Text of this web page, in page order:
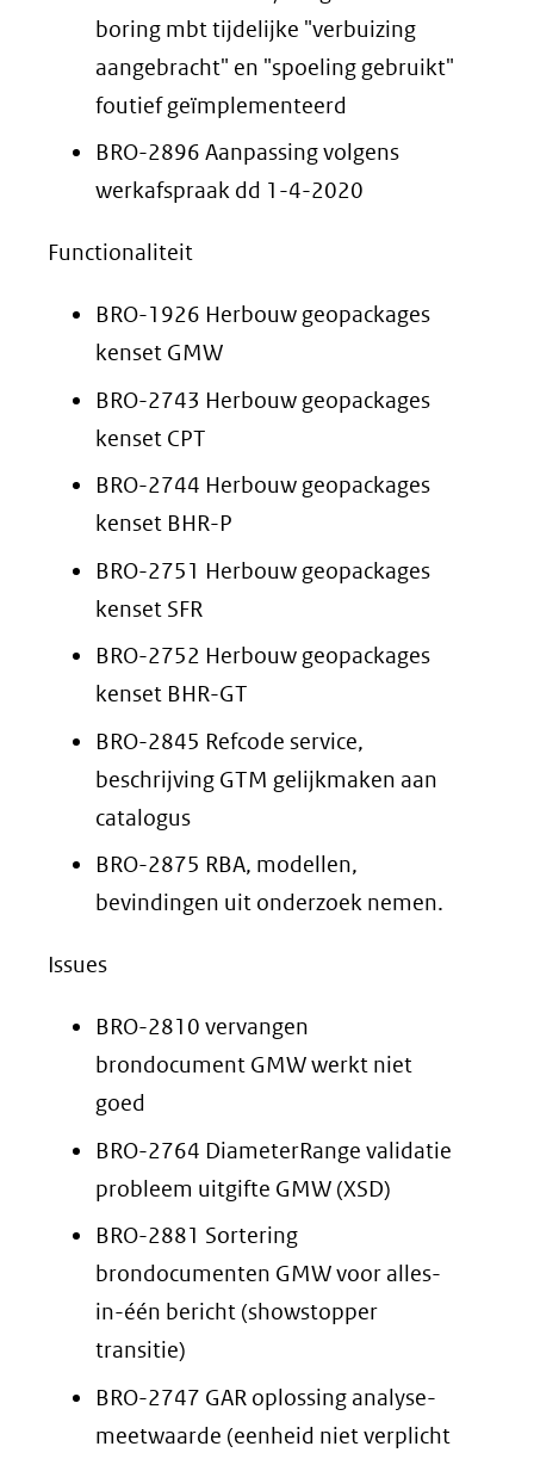
boring mbt tijdelijke "verbuizing
aangebracht" en "spoeling gebruikt"
foutief geïmplementeerd
BRO-2896 Aanpassing volgens
werkafspraak dd 1-4-2020
Functionaliteit
BRO-1926 Herbouw geopackages
kenset GMW
BRO-2743 Herbouw geopackages
kenset CPT
BRO-2744 Herbouw geopackages
kenset BHR-P
BRO-2751 Herbouw geopackages
kenset SFR
BRO-2752 Herbouw geopackages
kenset BHR-GT
BRO-2845 Refcode service,
beschrijving GTM gelijkmaken aan
catalogus
BRO-2875 RBA, modellen,
bevindingen uit onderzoek nemen.
Issues
BRO-2810 vervangen
brondocument GMW werkt niet
goed
BRO-2764 DiameterRange validatie
probleem uitgifte GMW (XSD)
BRO-2881 Sortering
brondocumenten GMW voor alles-
in-één bericht (showstopper
transitie)
BRO-2747 GAR oplossing analyse-
meetwaarde (eenheid niet verplicht